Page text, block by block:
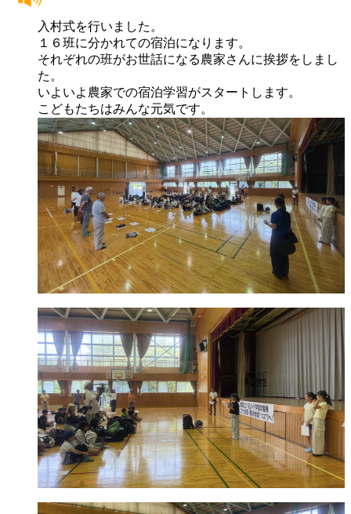
入村式を行いました。
１６班に分かれての宿泊になります。
それぞれの班がお世話になる農家さんに挨拶をしまし
た。
いよいよ農家での宿泊学習がスタートします。
こどもたちはみんな元気です。